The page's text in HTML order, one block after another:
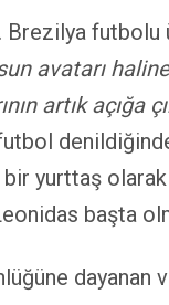
Brezilya futbolu
avatarı
artık açığa
yurttaş
başta
dayanan